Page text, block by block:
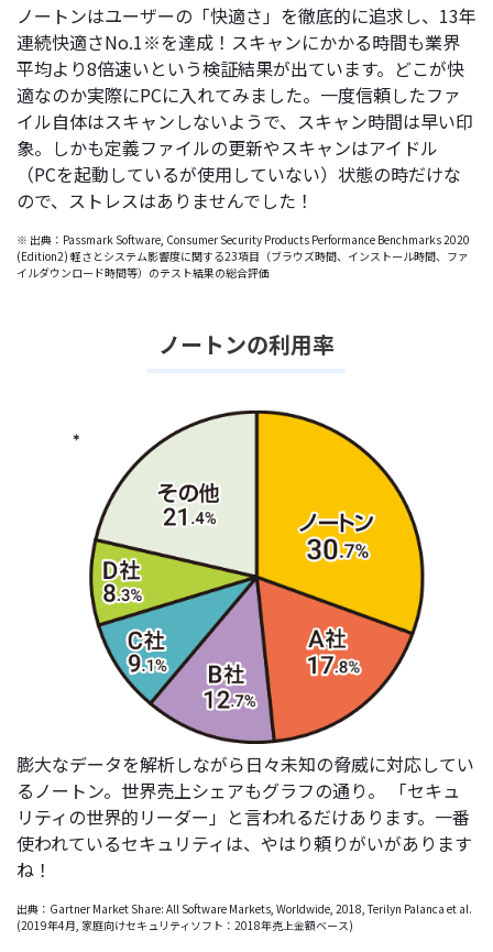
ノートンはユーザーの「快適さ」を徹底的に追求し、13年
連続快適さNo.1※を達成！スキャンにかかる時間も業界
平均より8倍速いという検証結果が出ています。どこが快
適なのか実際にPCに入れてみました。一度信頼したファ
イル自体はスキャンしないようで、スキャン時間は早い印
象。しかも定義ファイルの更新やスキャンはアイドル
（PCを起動しているが使用していない）状態の時だけな
ので、ストレスはありませんでした！
※ 出典：Passmark Software, Consumer Security Products Performance Benchmarks 2020
(Edition2) 軽さとシステム影響度に関する23項目（ブラウズ時間、インストール時間、ファ
イルダウンロード時間等）のテスト結果の総合評価
ノートンの利用率
膨大なデータを解析しながら日々未知の脅威に対応してい
るノートン。世界売上シェアもグラフの通り。 「セキュ
リティの世界的リーダー」と言われるだけあります。一番
使われているセキュリティは、やはり頼りがいがあります
ね！
出典：Gartner Market Share: All Software Markets, Worldwide, 2018, Terilyn Palanca et al.
(2019年4月, 家庭向けセキュリティソフト：2018年売上金額ベース)